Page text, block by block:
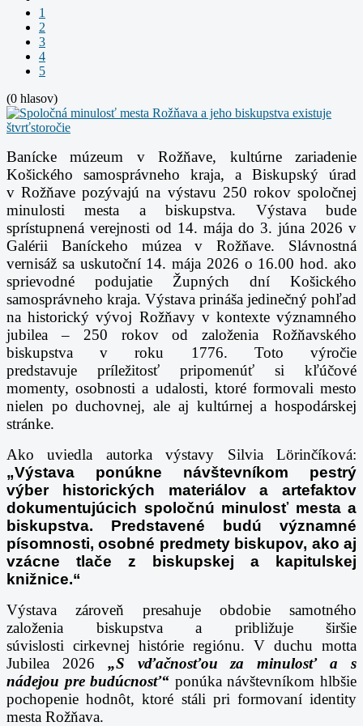
1
2
3
4
5
(0 hlasov)
Banícke múzeum v Rožňave, kultúrne zariadenie
Košického samosprávneho kraja, a Biskupský úrad
v Rožňave pozývajú na výstavu 250 rokov spoločnej
minulosti mesta a biskupstva. Výstava bude
sprístupnená verejnosti od 14. mája do 3. júna 2026 v
Galérii Baníckeho múzea v Rožňave. Slávnostná
vernisáž sa uskutoční 14. mája 2026 o 16.00 hod. ako
sprievodné podujatie Župných dní Košického
samosprávneho kraja. Výstava prináša jedinečný pohľad
na historický vývoj Rožňavy v kontexte významného
jubilea – 250 rokov od založenia Rožňavského
biskupstva v roku 1776. Toto výročie
predstavuje príležitosť pripomenúť si kľúčové
momenty, osobnosti a udalosti, ktoré formovali mesto
nielen po duchovnej, ale aj kultúrnej a hospodárskej
stránke.
Ako uviedla autorka výstavy Silvia Lörinčíková:
„Výstava ponúkne návštevníkom pestrý
výber historických materiálov a artefaktov
dokumentujúcich spoločnú minulosť mesta a
biskupstva. Predstavené budú významné
písomnosti, osobné predmety biskupov, ako aj
vzácne tlače z biskupskej a kapitulskej
knižnice.“
Výstava zároveň presahuje obdobie samotného
založenia biskupstva a približuje širšie
súvislosti cirkevnej histórie regiónu. V duchu motta
Jubilea 2026 „S vďačnosťou za minulosť a s
nádejou pre budúcnosť“ ponúka návštevníkom hlbšie
pochopenie hodnôt, ktoré stáli pri formovaní identity
mesta Rožňava.